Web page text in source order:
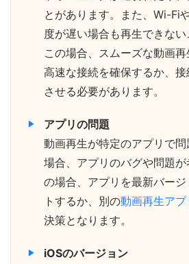
とがあります。また、Wi-Fi
度が遅い場合も再生できない
この場合、スムーズな動画
高速な接続を確保するか、
させる必要があります。
アプリの問題
動画再生が特定のアプリで
場合、アプリのバグや問題
の場合、アプリを最新バー
トするか、別の動画再生アプ
決策となります。
iOSのバージョン